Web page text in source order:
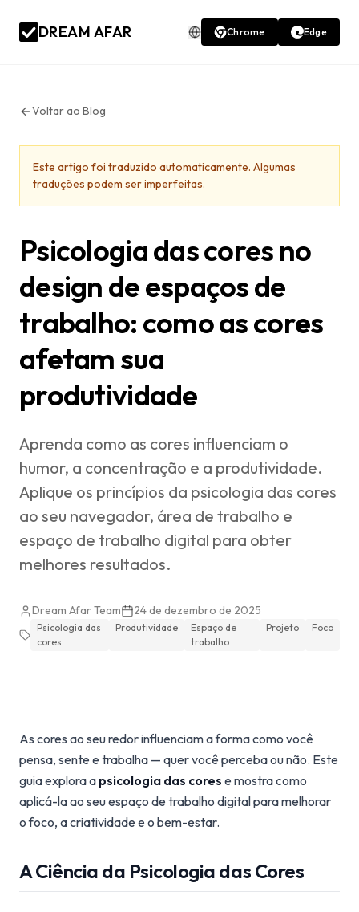
DREAM AFAR Chrome Edge
Voltar ao Blog
Este artigo foi traduzido automaticamente. Algumas
traduções podem ser imperfeitas.
Psicologia das cores no
design de espaços de
trabalho: como as cores
afetam sua
produtividade
Aprenda como as cores influenciam o
humor, a concentração e a produtividade.
Aplique os princípios da psicologia das cores
ao seu navegador, área de trabalho e
espaço de trabalho digital para obter
melhores resultados.
Dream Afar Team 24 de dezembro de 2025
Psicologia das
cores
Produtividade
Espaço de
trabalho
Projeto Foco
As cores ao seu redor influenciam a forma como você
pensa, sente e trabalha — quer você perceba ou não. Este
guia explora a psicologia das cores e mostra como
aplicá-la ao seu espaço de trabalho digital para melhorar
o foco, a criatividade e o bem-estar.
A Ciência da Psicologia das Cores